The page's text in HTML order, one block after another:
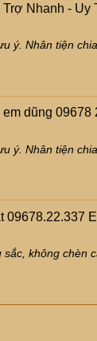
Nhanh - Uy
ý. Nhân tiện
dũng 09678
ý. Nhân tiện
09678.22.337
sắc, không chèn